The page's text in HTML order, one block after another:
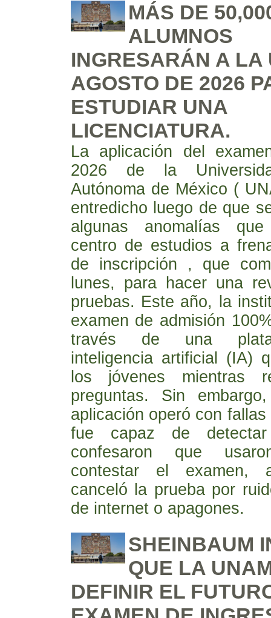
MÁS DE
ALUMNOS
INGRESARÁN A LA
AGOSTO DE 2026
ESTUDIAR UNA
LICENCIATURA.
La aplicación del
2026 de la
Autónoma de México (
entredicho luego de que
algunas anomalías
centro de estudios a
de inscripción , que
lunes, para hacer una
pruebas. Este año, la
examen de admisión
través de una
inteligencia artificial (IA)
los jóvenes mientras
preguntas. Sin
aplicación operó con
fue capaz de
confesaron que
contestar el examen,
canceló la prueba por
de internet o apagones.
SHEINBAUM
QUE LA
DEFINIR EL